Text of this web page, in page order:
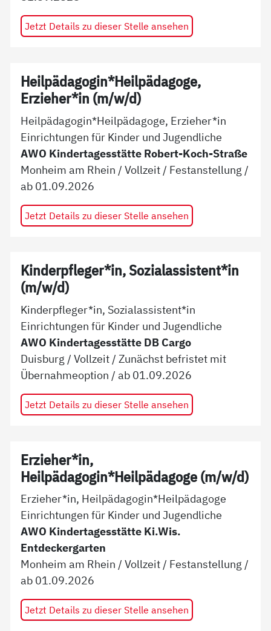
Jetzt Details zu dieser Stelle ansehen
Heilpädagogin*Heilpädagoge,
Erzieher*in (m/w/d)
Heilpädagogin*Heilpädagoge, Erzieher*in
Einrichtungen für Kinder und Jugendliche
AWO Kindertagesstätte Robert-Koch-Straße
Monheim am Rhein /Vollzeit / Festanstellung /
ab 01.09.2026
Jetzt Details zu dieser Stelle ansehen
Kinderpfleger*in, Sozialassistent*in
(m/w/d)
Kinderpfleger*in, Sozialassistent*in
Einrichtungen für Kinder und Jugendliche
AWO Kindertagesstätte DB Cargo
Duisburg /Vollzeit /Zunächst befristet mit
Übernahmeoption / ab 01.09.2026
Jetzt Details zu dieser Stelle ansehen
Erzieher*in,
Heilpädagogin*Heilpädagoge (m/w/d)
Erzieher*in, Heilpädagogin*Heilpädagoge
Einrichtungen für Kinder und Jugendliche
AWO Kindertagesstätte Ki.Wis.
Entdeckergarten
Monheim am Rhein /Vollzeit / Festanstellung /
ab 01.09.2026
Jetzt Details zu dieser Stelle ansehen